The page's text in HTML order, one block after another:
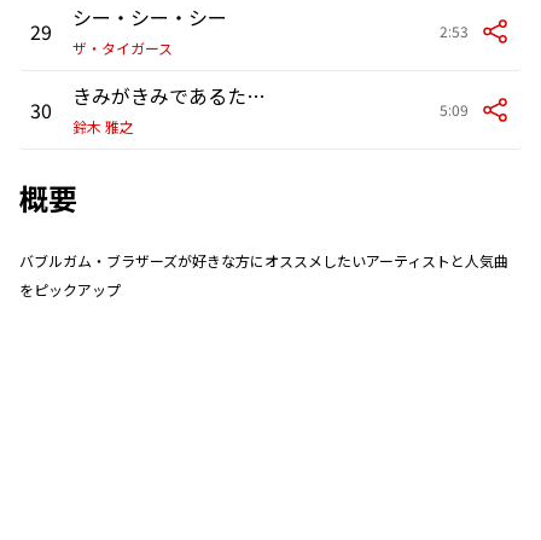
29 シー・シー・シー
ザ・タイガース
2:53
30 きみがきみであるために
鈴木 雅之
5:09
概要
バブルガム・ブラザーズが好きな方にオススメしたいアーティストと人気曲
をピックアップ